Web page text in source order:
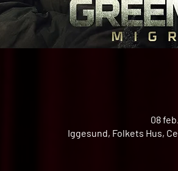
08
Iggesund, Folkets Hus,